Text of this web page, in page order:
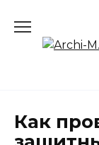
содержанию
Как